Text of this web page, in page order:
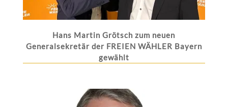
Hans Martin Grötsch zum neuen
Generalsekretär der FREIEN WÄHLER Bayern
gewählt